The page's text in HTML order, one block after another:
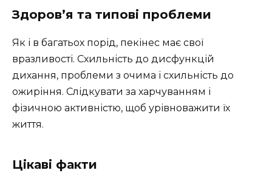
Здоров’я та типові проблеми
Як і в багатьох порід, пекінес має свої
вразливості. Схильність до дисфункцій
дихання, проблеми з очима і схильність до
ожиріння. Слідкувати за харчуванням і
фізичною активністю, щоб урівноважити їх
життя.
Цікаві факти